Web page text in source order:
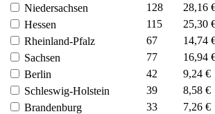
Niedersachsen
128
28,16
Hessen
115
25,30
Rheinland-Pfalz
67
14,74
Sachsen
77
16,94
Berlin
42
9,24 €
Schleswig-Holstein
39
8,58 €
Brandenburg
33
7,26 €